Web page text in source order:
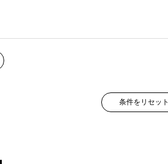
条件をリセット